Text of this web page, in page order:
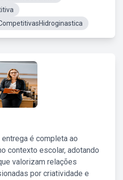
é completa ao
contexto escolar, adotando
valorizam relações
por criatividade e